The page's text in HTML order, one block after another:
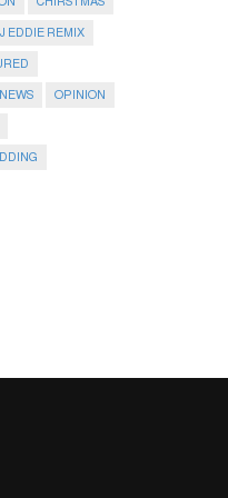
EDDIE REMIX
NEWS OPINION